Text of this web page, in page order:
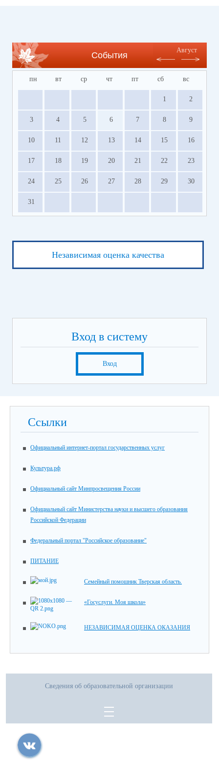
События
Август
пн вт ср чт пт сб вс
1 2
3 4 5 6 7 8 9
10 11 12 13 14 15 16
17 18 19 20 21 22 23
24 25 26 27 28 29 30
31
Независимая оценка качества
Вход в систему
Вход
Ссылки
Официальный интернет-портал государственных услуг
Культура.рф
Официальный сайт Минпросвещения России
Официальный сайт Министерства науки и высшего образования
Российской Федерации
Федеральный портал "Российское образование"
ПИТАНИЕ
Семейный помошник Тверская область.
«Госуслуги. Моя школа»
НЕЗАВИСИМАЯ ОЦЕНКА ОКАЗАНИЯ
Сведения об образовательной организации